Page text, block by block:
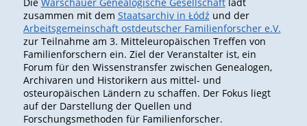
zusammen mit dem Staatsarchiv in Łódź und der
Arbeitsgemeinschaft ostdeutscher Familienforscher e.V.
zur Teilnahme am 3. Mitteleuropäischen Treffen von
Familienforschern ein. Ziel der Veranstalter ist, ein
Forum für den Wissenstransfer zwischen Genealogen,
Archivaren und Historikern aus mittel- und
osteuropäischen Ländern zu schaffen. Der Fokus liegt
auf der Darstellung der Quellen und
Forschungsmethoden für Familienforscher.